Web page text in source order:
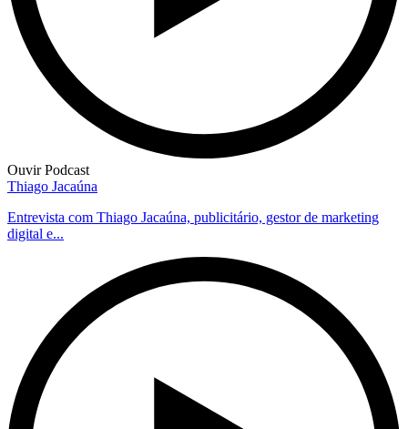
Ouvir Podcast
Thiago Jacaúna
Entrevista com Thiago Jacaúna, publicitário, gestor de marketing
digital e...